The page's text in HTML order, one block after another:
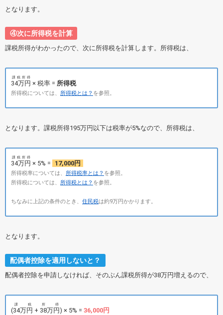
となります。
④次に所得税を計算
課税所得がわかったので、次に所得税を計算します。所得税は、
34万円
課税所得
× 税率 = 所得税
所得税については、 所得税とは？ を参照。
となります。課税所得195万円以下は税率が5%なので、所得税は、
34万円
課税所得
× 5% = 17,000円
所得税率については、 所得税率とは？ を参照。
所得税については、 所得税とは？ を参照。
ちなみに上記の条件のとき、 住民税は約9万円かかります。
となります。
配偶者控除を適用しないと？
配偶者控除を申請しなければ、そのぶん課税所得が38万円増えるので、
(34万円 + 38万円)
課税所得
× 5% = 36,000円